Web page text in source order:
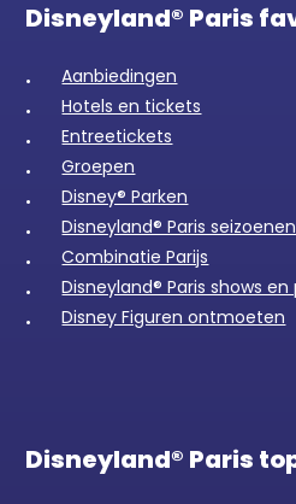
Disneyland® Paris
Aanbiedingen
Hotels en tickets
Entreetickets
Groepen
Disney® Parken
Disneyland® Paris seizoenen
Combinatie Parijs
Disneyland® Paris shows en
Disney Figuren ontmoeten
Disneyland® Paris